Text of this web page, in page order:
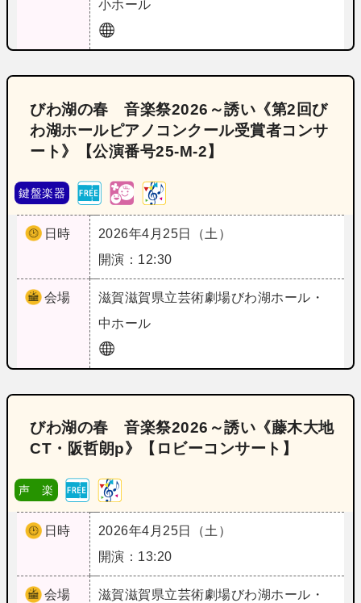
小ホール
びわ湖の春 音楽祭2026～誘い《第2回び
わ湖ホールピアノコンクール受賞者コンサ
ート》【公演番号25‐M‐2】
鍵盤楽器
日時
2026年4月25日（土）
開演：12:30
会場 滋賀滋賀県立芸術劇場びわ湖ホール・
中ホール
びわ湖の春 音楽祭2026～誘い《藤木大地
CT・阪哲朗p》【ロビーコンサート】
声 楽
日時
2026年4月25日（土）
開演：13:20
会場 滋賀滋賀県立芸術劇場びわ湖ホール・